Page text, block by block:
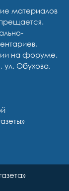
материалов
на форуме.
ул. Обухова,